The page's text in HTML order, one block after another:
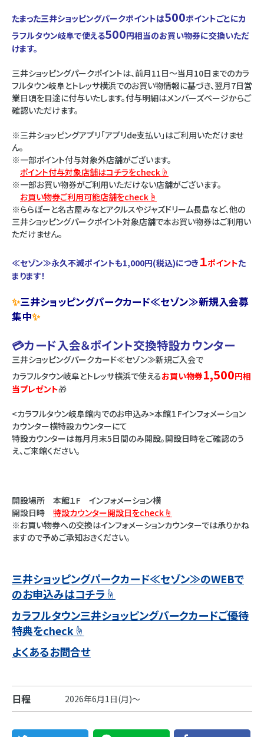
たまった三井ショッピングパークポイントは500ポイントごとにカ
ラフルタウン岐阜で使える500円相当のお買い物券に交換いただ
けます。
三井ショッピングパークポイントは、前月11日～当月10日までのカラ
フルタウン岐阜とトレッサ横浜でのお買い物情報に基づき、翌月7日営
業日頃を目途に付与いたします。付与明細はメンバーズページからご
確認いただけます。
※三井ショッピングアプリ「アプリde支払い」はご利用いただけませ
ん。
※一部ポイント付与対象外店舗がございます。
ポイント付与対象店舗はコチラをcheck☝
※一部お買い物券がご利用いただけない店舗がございます。
お買い物券ご利用可能店舗をcheck☝
※ららぽーと名古屋みなとアクルスやジャズドリーム長島など、他の
三井ショッピングパークポイント対象店舗で本お買い物券はご利用い
ただけません。
≪セゾン≫永久不滅ポイントも1,000円(税込)につき１ポイントた
まります！
✨三井ショッピングパークカード≪セゾン≫新規入会募
集中✨
💳カード入会＆ポイント交換特設カウンター
三井ショッピングパークカード≪セゾン≫新規ご入会で
カラフルタウン岐阜とトレッサ横浜で使えるお買い物券1,500円相
当プレゼント🎁
<カラフルタウン岐阜館内でのお申込み>本館１Fインフォメーション
カウンター横特設カウンターにて
特設カウンターは毎月月末5日間のみ開設。開設日時をご確認のう
え、ご来館ください。
開設場所 本館１F インフォメーション横
開設日時 特設カウンター開設日をcheck☝
※お買い物券への交換はインフォメーションカウンターでは承りかね
ますので予めご承知おきください。
三井ショッピングパークカード≪セゾン≫のWEBで
のお申込みはコチラ☝
カラフルタウン三井ショッピングパークカードご優待
特典をcheck☝
よくあるお問合せ
日程 2026年6月1日(月)～